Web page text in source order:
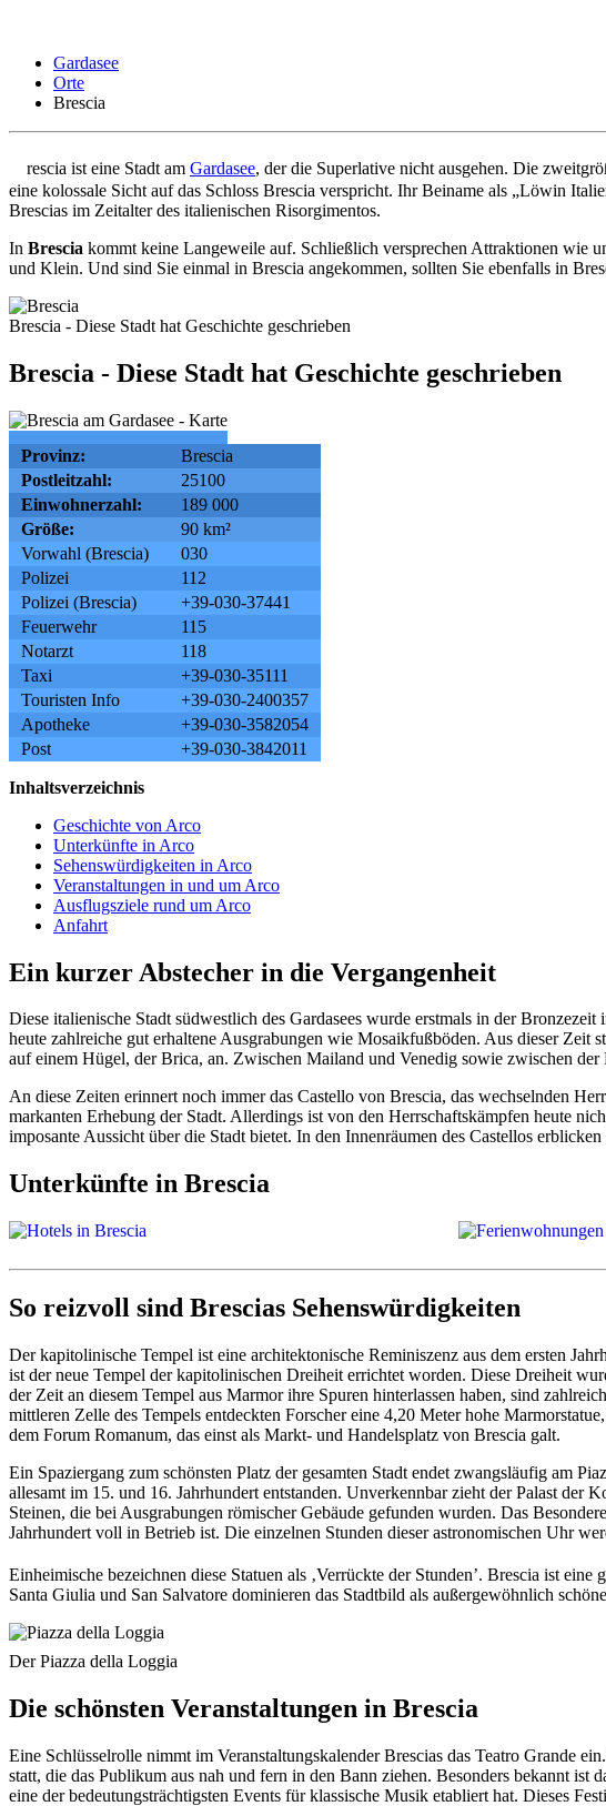
Gardasee
Orte
Brescia
rescia ist eine Stadt am Gardasee, der die Superlative nicht ausgehen. Die
eine kolossale Sicht auf das Schloss Brescia verspricht. Ihr Beiname als „Löwin
Brescias im Zeitalter des italienischen Risorgimentos.
In Brescia kommt keine Langeweile auf. Schließlich versprechen Attraktionen wie
und Klein. Und sind Sie einmal in Brescia angekommen, sollten Sie ebenfalls in
Brescia - Diese Stadt hat Geschichte geschrieben
Brescia - Diese Stadt hat Geschichte geschrieben
Provinz:
Brescia
Postleitzahl:
25100
Einwohnerzahl:
189 000
Größe:
90 km²
Vorwahl (Brescia)
030
Polizei
112
Polizei (Brescia)
+39-030-37441
Feuerwehr
115
Notarzt
118
Taxi
+39-030-35111
Touristen Info
+39-030-2400357
Apotheke
+39-030-3582054
Post
+39-030-3842011
Inhaltsverzeichnis
Geschichte von Arco
Unterkünfte in Arco
Sehenswürdigkeiten in Arco
Veranstaltungen in und um Arco
Ausflugsziele rund um Arco
Anfahrt
Ein kurzer Abstecher in die Vergangenheit
Diese italienische Stadt südwestlich des Gardasees wurde erstmals in der
heute zahlreiche gut erhaltene Ausgrabungen wie Mosaikfußböden. Aus dieser Zeit
auf einem Hügel, der Brica, an. Zwischen Mailand und Venedig sowie zwischen
An diese Zeiten erinnert noch immer das Castello von Brescia, das wechselnden
markanten Erhebung der Stadt. Allerdings ist von den Herrschaftskämpfen heute
imposante Aussicht über die Stadt bietet. In den Innenräumen des Castellos
Unterkünfte in Brescia
So reizvoll sind Brescias Sehenswürdigkeiten
Der kapitolinische Tempel ist eine architektonische Reminiszenz aus dem ersten
ist der neue Tempel der kapitolinischen Dreiheit errichtet worden. Diese Dreiheit
der Zeit an diesem Tempel aus Marmor ihre Spuren hinterlassen haben, sind
mittleren Zelle des Tempels entdeckten Forscher eine 4,20 Meter hohe
dem Forum Romanum, das einst als Markt- und Handelsplatz von Brescia galt.
Ein Spaziergang zum schönsten Platz der gesamten Stadt endet zwangsläufig am
allesamt im 15. und 16. Jahrhundert entstanden. Unverkennbar zieht der Palast der
Steinen, die bei Ausgrabungen römischer Gebäude gefunden wurden. Das
Jahrhundert voll in Betrieb ist. Die einzelnen Stunden dieser astronomischen Uhr
Einheimische bezeichnen diese Statuen als ‚Verrückte der Stunden’. Brescia ist
Santa Giulia und San Salvatore dominieren das Stadtbild als außergewöhnlich
Der Piazza della Loggia
Die schönsten Veranstaltungen in Brescia
Eine Schlüsselrolle nimmt im Veranstaltungskalender Brescias das Teatro Grande
statt, die das Publikum aus nah und fern in den Bann ziehen. Besonders bekannt ist
eine der bedeutungsträchtigsten Events für klassische Musik etabliert hat. Dieses